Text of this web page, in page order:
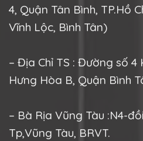
4, Quận Tân Bình, TP.Hồ
Vĩnh Lộc, Bình Tân)
– Địa Chỉ TS : Đường số 4
Hưng Hòa B, Quận Bình
– Bà Rịa Vũng Tàu :N4-
Tp,Vũng Tàu, BRVT.